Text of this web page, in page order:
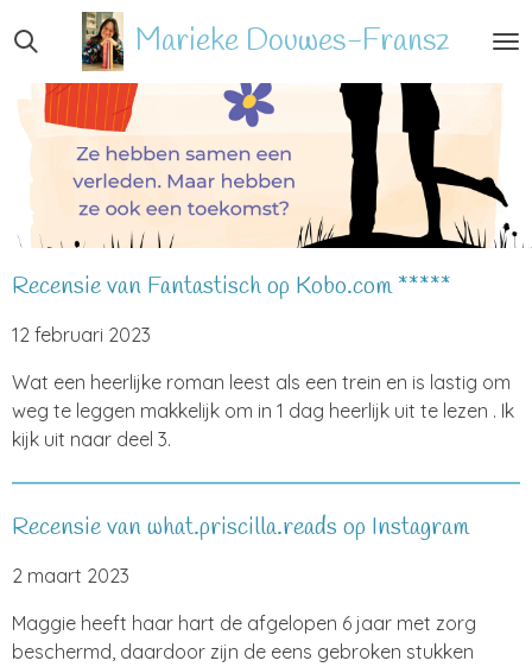
direct
naar
de
hoofdinhoud
Marieke Douwes-Fransz
Recensie van Fantastisch op Kobo.com *****
12 februari 2023
Wat een heerlijke roman leest als een trein en is lastig om
weg te leggen makkelijk om in 1 dag heerlijk uit te lezen . Ik
kijk uit naar deel 3.
Recensie van what.priscilla.reads op Instagram
2 maart 2023
Maggie heeft haar hart de afgelopen 6 jaar met zorg
beschermd, daardoor zijn de eens gebroken stukken